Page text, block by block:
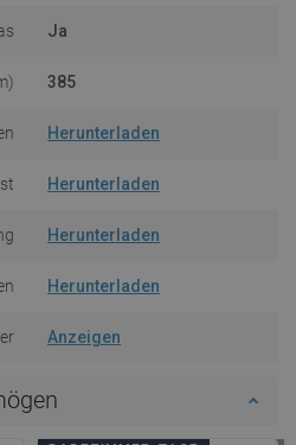
Ja
385
Herunterladen
Herunterladen
Herunterladen
Herunterladen
Anzeigen